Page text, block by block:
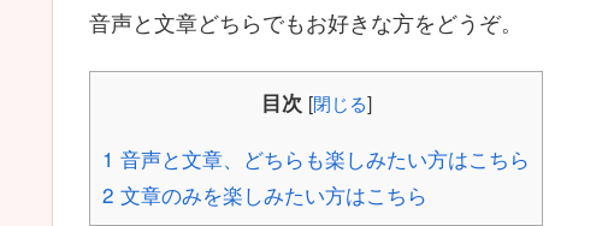
音声と文章どちらでもお好きな方をどうぞ。
目次 [閉じる]
1 音声と文章、どちらも楽しみたい方はこちら
2 文章のみを楽しみたい方はこちら